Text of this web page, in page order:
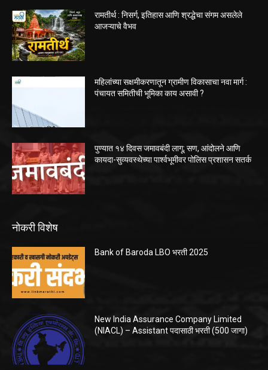
रामतीर्थ : निसर्ग, इतिहास आणि श्रद्धेचा संगम असलेले
आजऱ्याचे वैभव
महिलांच्या सक्षमीकरणातून ग्रामीण विकासाचा नवा मार्ग :
पंचायत समितीची भूमिका काय असावी ?
पुण्यात १४ दिवस जमावबंदी लागू; सण, आंदोलने आणि
कायदा-सुव्यवस्थेच्या पार्श्वभूमीवर पोलिस प्रशासन सतर्क
नोकरी विशेष
Bank of Baroda LBO भरती 2025
New India Assurance Company Limited
(NIACL) – Assistant पदासाठी भरती (500 जागा)